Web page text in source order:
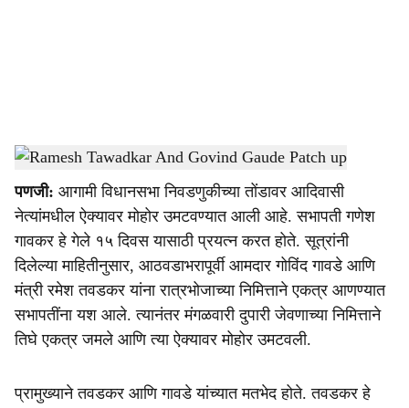
a
r
e
Ramesh Tawadkar And Govind Gaude - Dainik Gomantak
पणजी: आगामी विधानसभा निवडणुकीच्या तोंडावर आदिवासी
नेत्यांमधील ऐक्यावर मोहोर उमटवण्यात आली आहे. सभापती गणेश
गावकर हे गेले १५ दिवस यासाठी प्रयत्न करत होते. सूत्रांनी
दिलेल्या माहितीनुसार, आठवडाभरापूर्वी आमदार गोविंद गावडे आणि
मंत्री रमेश तवडकर यांना रात्रभोजाच्या निमित्ताने एकत्र आणण्यात
सभापतींना यश आले. त्यानंतर मंगळवारी दुपारी जेवणाच्या निमित्ताने
तिघे एकत्र जमले आणि त्या ऐक्यावर मोहोर उमटवली.
प्रामुख्याने तवडकर आणि गावडे यांच्यात मतभेद होते. तवडकर हे